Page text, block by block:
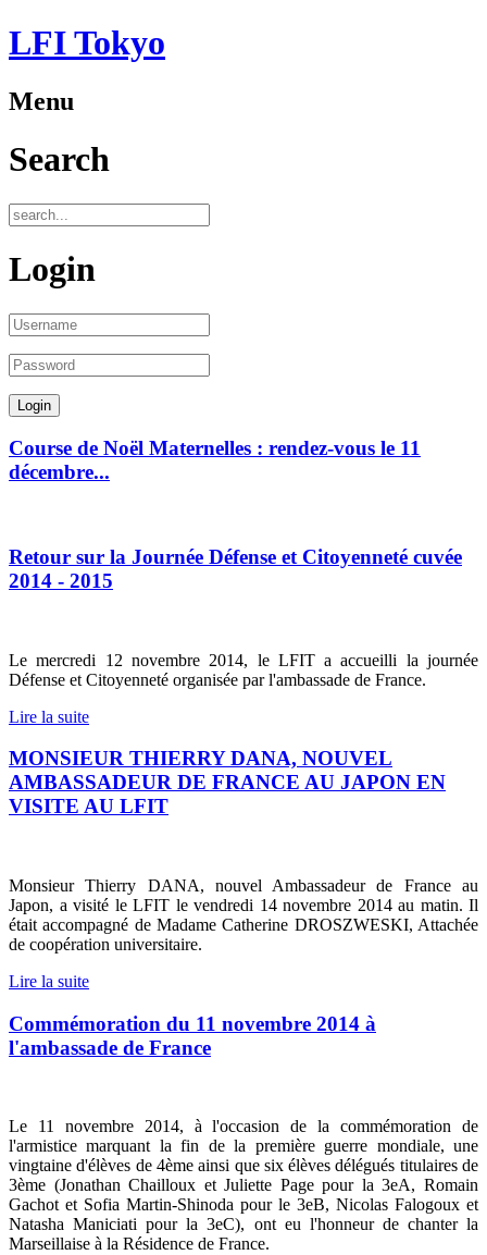
LFI Tokyo
Menu
Search
Login
Course de Noël Maternelles : rendez-vous le 11
décembre...
Retour sur la Journée Défense et Citoyenneté cuvée
2014 - 2015
Le mercredi 12 novembre 2014, le LFIT a accueilli la journée
Défense et Citoyenneté organisée par l'ambassade de France.
Lire la suite
MONSIEUR THIERRY DANA, NOUVEL
AMBASSADEUR DE FRANCE AU JAPON EN
VISITE AU LFIT
Monsieur Thierry DANA, nouvel Ambassadeur de France au
Japon, a visité le LFIT le vendredi 14 novembre 2014 au matin. Il
était accompagné de Madame Catherine DROSZWESKI, Attachée
de coopération universitaire.
Lire la suite
Commémoration du 11 novembre 2014 à
l'ambassade de France
Le 11 novembre 2014, à l'occasion de la commémoration de
l'armistice marquant la fin de la première guerre mondiale, une
vingtaine d'élèves de 4ème ainsi que six élèves délégués titulaires de
3ème (Jonathan Chailloux et Juliette Page pour la 3eA, Romain
Gachot et Sofia Martin-Shinoda pour le 3eB, Nicolas Falogoux et
Natasha Maniciati pour la 3eC), ont eu l'honneur de chanter la
Marseillaise à la Résidence de France.